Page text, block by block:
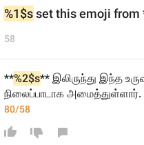
%1$s set this emoji from
58
**%2$s** இலிருந்து இந்த
நிலைப்பாடாக அமைத்துள்ளார்.
80/58